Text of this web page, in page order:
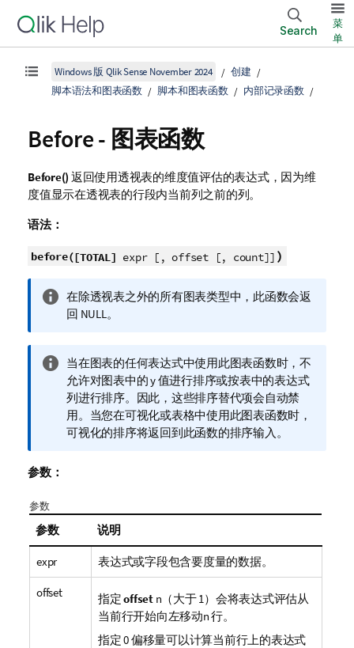
Search
菜
单
Windows 版 Qlik Sense November 2024
创建
脚本语法和图表函数
脚本和图表函数 内部记录函数
Before - 图表函数
Before() 返回使用透视表的维度值评估的表达式，因为维
度值显示在透视表的行段内当前列之前的列。
语法：
before([TOTAL] expr [, offset [, count]] )
信
息
在除透视表之外的所有图表类型中，此函数会返
回 NULL 。
信
息
注
释
当在图表的任何表达式中使用此图表函数时，不
允许对图表中的 y 值进行排序或按表中的表达式
列进行排序。因此，这些排序替代项会自动禁
用。当您在可视化或表格中使用此图表函数时，
可视化的排序将返回到此函数的排序输入。
参数：
参数
参数 说明
expr 表达式或字段包含要度量的数据。
offset 指定offset n （大于 1）会将表达式评估从
当前行开始向左移动n行。
指定 0 偏移量可以计算当前行上的表达式